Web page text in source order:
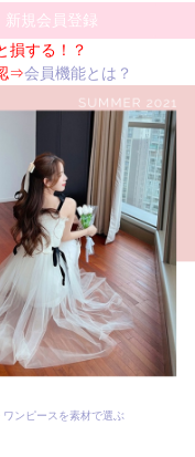
新規会員登録
損する！？
⇒会員機能とは？
ワンピースを素材で選ぶ